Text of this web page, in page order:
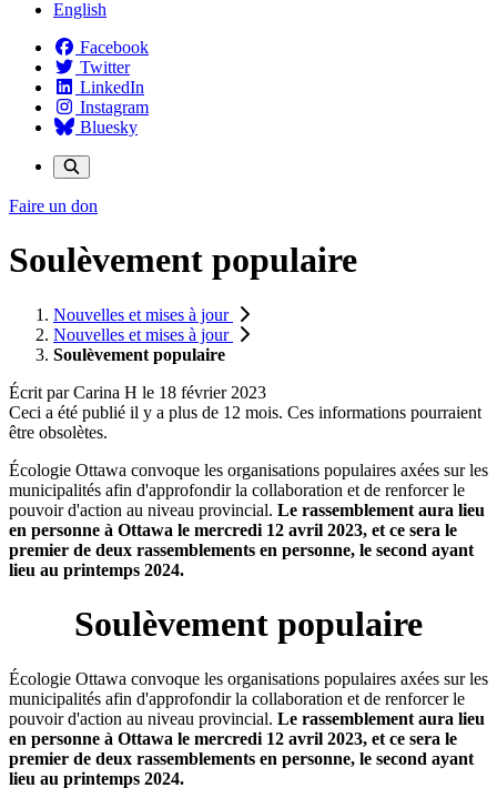
English
Facebook
Twitter
LinkedIn
Instagram
Bluesky
Faire un don
Soulèvement populaire
Nouvelles et mises à jour
Nouvelles et mises à jour
Soulèvement populaire
Écrit parCarina H le 18 février 2023
Ceci a été publié il y a plus de 12 mois. Ces informations pourraient
être obsolètes.
Écologie Ottawa convoque les organisations populaires axées sur les
municipalités afin d'approfondir la collaboration et de renforcer le
pouvoir d'action au niveau provincial. Le rassemblement aura lieu
en personne à Ottawa le mercredi 12 avril 2023, et ce sera le
premier de deux rassemblements en personne, le second ayant
lieu au printemps 2024.
Soulèvement populaire
Écologie Ottawa convoque les organisations populaires axées sur les
municipalités afin d'approfondir la collaboration et de renforcer le
pouvoir d'action au niveau provincial. Le rassemblement aura lieu
en personne à Ottawa le mercredi 12 avril 2023, et ce sera le
premier de deux rassemblements en personne, le second ayant
lieu au printemps 2024.